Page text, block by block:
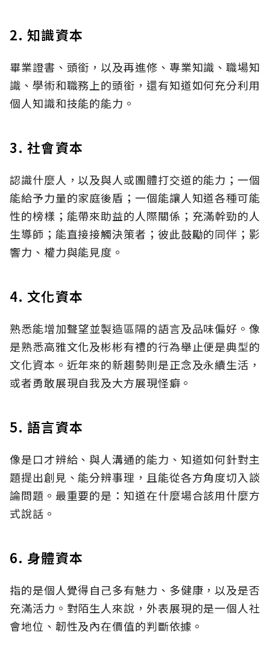
2. 知識資本
畢業證書、頭銜，以及再進修、專業知識、職場知
識、學術和職務上的頭銜，還有知道如何充分利用
個人知識和技能的能力。
3. 社會資本
認識什麼人，以及與人或團體打交道的能力；一個
能給予力量的家庭後盾；一個能讓人知道各種可能
性的榜樣；能帶來助益的人際關係；充滿幹勁的人
生導師；能直接接觸決策者；彼此鼓勵的同伴；影
響力、權力與能見度。
4. 文化資本
熟悉能增加聲望並製造區隔的語言及品味偏好。像
是熟悉高雅文化及彬彬有禮的行為舉止便是典型的
文化資本。近年來的新趨勢則是正念及永續生活，
或者勇敢展現自我及大方展現怪癖。
5. 語言資本
像是口才辨給、與人溝通的能力、知道如何針對主
題提出創見、能分辨事理，且能從各方角度切入談
論問題。最重要的是：知道在什麼場合該用什麼方
式說話。
6. 身體資本
指的是個人覺得自己多有魅力、多健康，以及是否
充滿活力。對陌生人來說，外表展現的是一個人社
會地位、韌性及內在價值的判斷依據。